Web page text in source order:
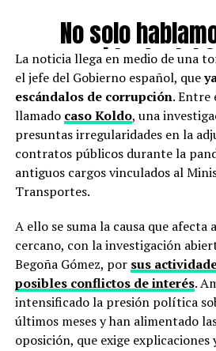
No solo
presidente del
sino del
consejero de
Gobierno tiene
El tinglado se
y los capos de
empiezan…—
Tellado
19,
La noticia llega en medio de una
el jefe del Gobierno español, que
escándalos de corrupción. Entre
llamado caso Koldo, una
presuntas irregularidades en la
contratos públicos durante la
antiguos cargos vinculados al
Transportes.
A ello se suma la causa que afecta
cercano, con la investigación
Begoña Gómez, por sus
posibles conflictos de interés.
intensificado la presión política
últimos meses y han alimentado
oposición, que exige explicaciones